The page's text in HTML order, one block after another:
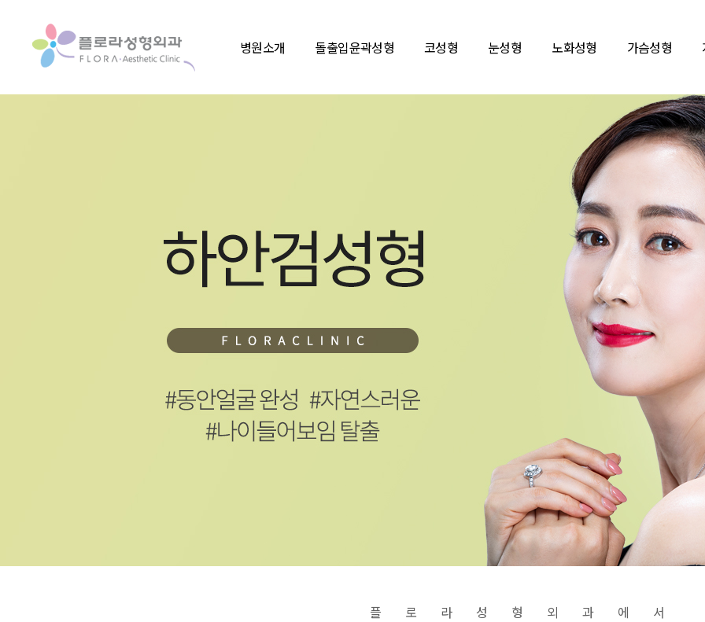
병원소개 돌출입윤곽성형 코성형 눈성형 노화성형 가슴성형
플로라성형외과에서